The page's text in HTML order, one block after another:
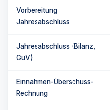
Vorbereitung
Jahresabschluss
Jahresabschluss (Bilanz,
GuV)
Einnahmen-Überschuss-
Rechnung